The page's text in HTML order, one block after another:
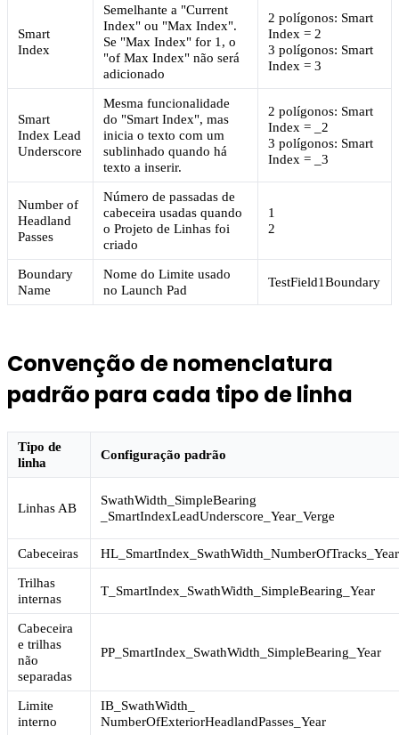
Smart
Index
Semelhante a "Current
Index" ou "Max Index".
Se "Max Index" for 1, o
"of Max Index" não será
adicionado
2 polígonos: Smart
Index = 2
3 polígonos: Smart
Index = 3
Smart
Index Lead
Underscore
Mesma funcionalidade
do "Smart Index", mas
inicia o texto com um
sublinhado quando há
texto a inserir.
2 polígonos: Smart
Index = _2
3 polígonos: Smart
Index = _3
Number of
Headland
Passes
Número de passadas de
cabeceira usadas quando
o Projeto de Linhas foi
criado
1
2
Boundary
Name
Nome do Limite usado
no Launch Pad
TestField1Boundary
Convenção de nomenclatura
padrão para cada tipo de linha
Tipo de
linha
Configuração padrão
Linhas AB
SwathWidth_SimpleBearing
_SmartIndexLeadUnderscore_Year_Verge
Cabeceiras
HL_SmartIndex_SwathWidth_NumberOfTracks_Year
Trilhas
internas
T_SmartIndex_SwathWidth_SimpleBearing_Year
Cabeceira
e trilhas
não
separadas
PP_SmartIndex_SwathWidth_SimpleBearing_Year
Limite
interno
IB_SwathWidth_
NumberOfExteriorHeadlandPasses_Year